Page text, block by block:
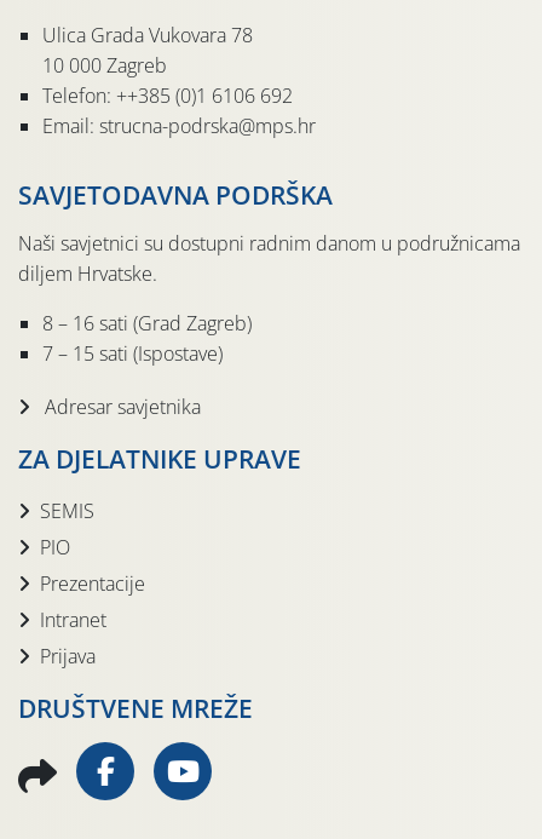
Ulica Grada Vukovara 78
10 000 Zagreb
Telefon: ++385 (0)1 6106 692
Email: strucna-podrska@mps.hr
SAVJETODAVNA PODRŠKA
Naši savjetnici su dostupni radnim danom u podružnicama
diljem Hrvatske.
8 – 16 sati (Grad Zagreb)
7 – 15 sati (Ispostave)
Adresar savjetnika
ZA DJELATNIKE UPRAVE
SEMIS
PIO
Prezentacije
Intranet
Prijava
DRUŠTVENE MREŽE